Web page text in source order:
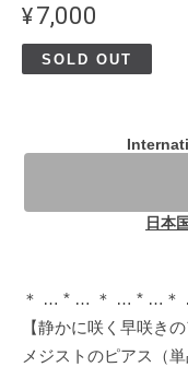
¥7,000
SOLD OUT
日本
＊ … * … ＊ … * …
【静かに咲く早咲き
メジストのピアス（単